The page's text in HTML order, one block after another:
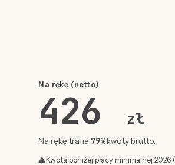
Na rękę (netto)
426 zł
Na rękę trafia 79%kwoty brutto.
⚠Kwota poniżej płacy minimalnej